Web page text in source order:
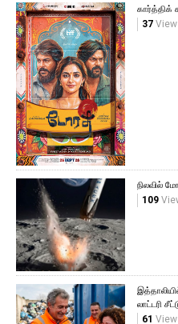
கார்த்திக்
37
நிலவில்
109
லாட்டரி
61